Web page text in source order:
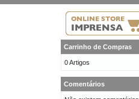
Carrinho de Compras
0 Artigos
Comentários